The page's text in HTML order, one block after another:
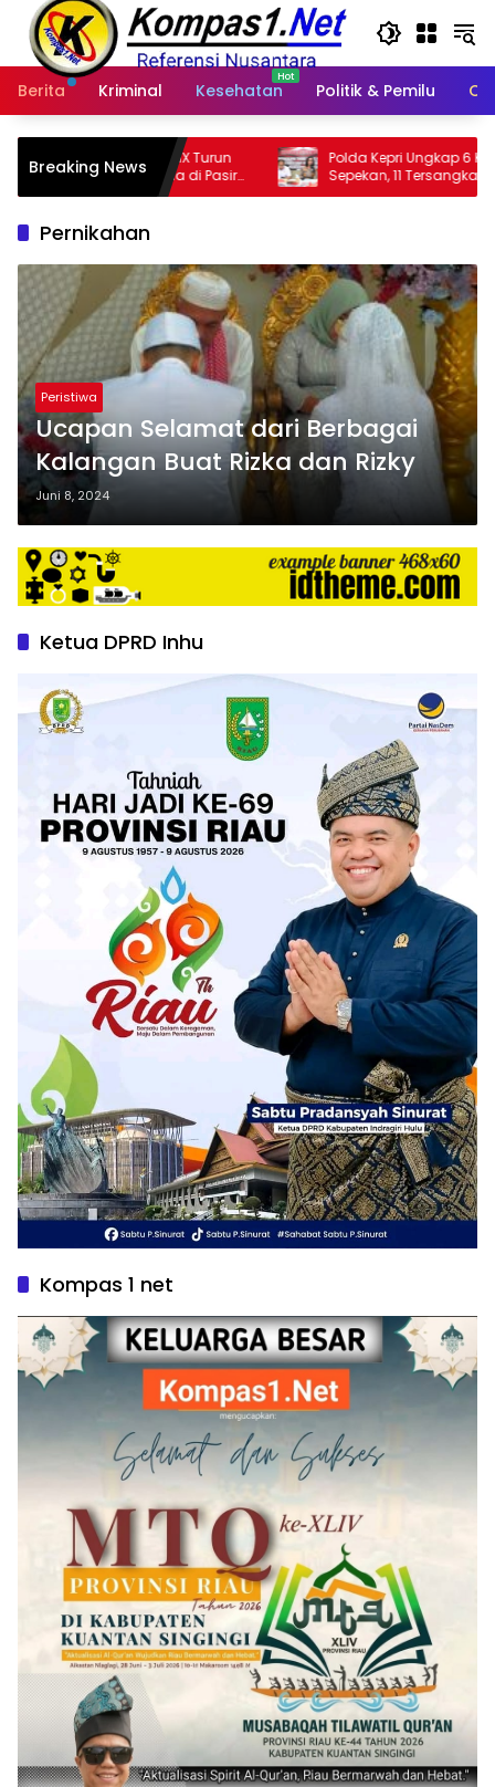
Langsung
konten
Berita
Kriminal Kesehatan Politik & Pemilu
Breaking News
Turun
di Pasir
Polda Kepri Ungkap 6 Kasus Narkotika
Sepekan, 11 Tersangka Diamankan & Sita
402 Gram Sabu
Pernikahan
Peristiwa
Ucapan Selamat dari Berbagai
Kalangan Buat Rizka dan Rizky
Juni 8, 2024
Ketua DPRD Inhu
Kompas 1 net